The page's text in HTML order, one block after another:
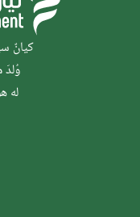
كيانٌ
وُلدَ
له